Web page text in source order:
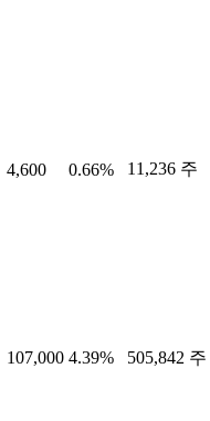
4,600 0.66% 11,236 주
107,000 4.39% 505,842 주